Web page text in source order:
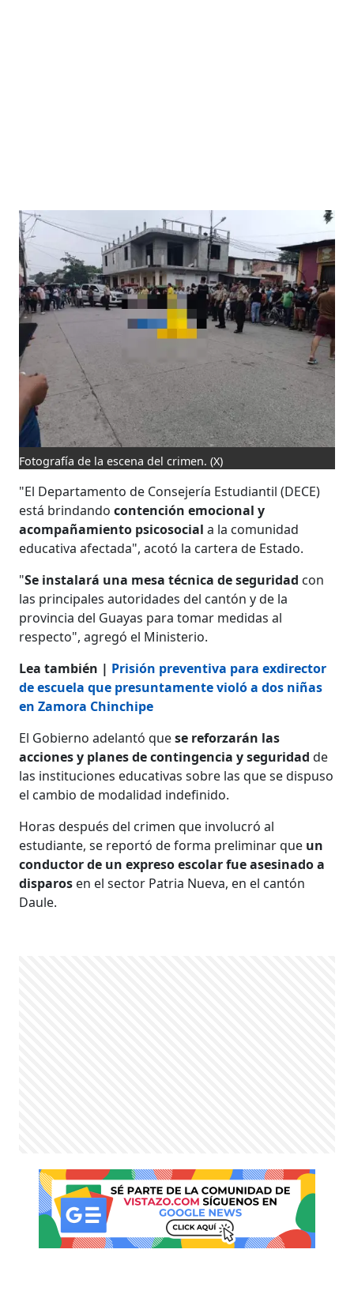
Fotografía de la escena del crimen. (X)
"El Departamento de Consejería Estudiantil (DECE)
está brindandocontención emocional y
acompañamiento psicosocial a la comunidad
educativa afectada", acotó la cartera de Estado.
"Se instalará una mesa técnica de seguridad con
las principales autoridades del cantón y de la
provincia del Guayas para tomar medidas al
respecto", agregó el Ministerio.
Lea también | Prisión preventiva para exdirector
de escuela que presuntamente violó a dos niñas
en Zamora Chinchipe
El Gobierno adelantó quese reforzarán las
acciones y planes de contingencia y seguridad de
las instituciones educativas sobre las que se dispuso
el cambio de modalidad indefinido.
Horas después del crimen que involucró al
estudiante, se reportó de forma preliminar que un
conductor de un expreso escolar fue asesinado a
disparos en el sector Patria Nueva, en el cantón
Daule.